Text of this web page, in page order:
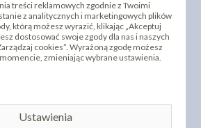
MAKAR - ŚLIWKA
SUSZONA 200G
cena:6,75 zł
treści reklamowych zgodnie z Twoimi
z analitycznych i marketingowych plików
którą możesz wyrazić, klikając „Akceptuj
dostosować swoje zgody dla nas i naszych
cookies”. Wyrażoną zgodę możesz
zmieniając wybrane ustawienia.
Ustawienia